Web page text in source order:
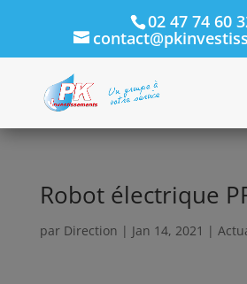
02 47 74 60
Robot électrique
par Direction | Jan 14, 2021 |